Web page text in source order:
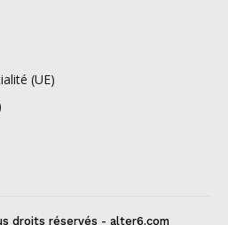
(UE)
droits réservés - alter6.com